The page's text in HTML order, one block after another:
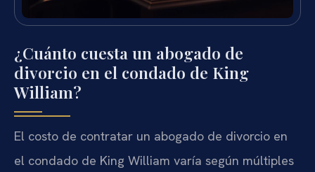
¿Cuánto cuesta un abogado de
divorcio en el condado de King
William?
El costo de contratar un abogado de divorcio en
el condado de King William varía según múltiples